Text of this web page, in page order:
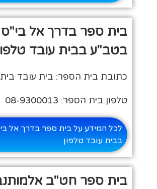
בית ספר בדרך אל בי"ס
בטב"ע בבית עובד טלפון
כתובת בית הספר: בית עובד בית
טלפון בית הספר: 08-9300013
לכל המידע על בית ספר בדרך אל
בבית עובד טלפון
בית ספר חט"ב